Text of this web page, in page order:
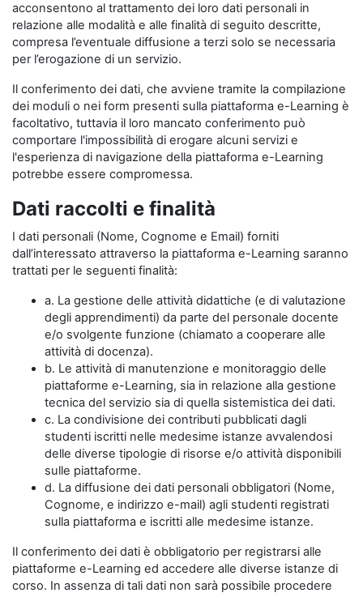
acconsentono al trattamento dei loro dati personali in
relazione alle modalità e alle finalità di seguito descritte,
compresa l’eventuale diffusione a terzi solo se necessaria
per l’erogazione di un servizio.
Il conferimento dei dati, che avviene tramite la compilazione
dei moduli o nei form presenti sulla piattaforma e-Learning è
facoltativo, tuttavia il loro mancato conferimento può
comportare l'impossibilità di erogare alcuni servizi e
l'esperienza di navigazione della piattaforma e-Learning
potrebbe essere compromessa.
Dati raccolti e finalità
I dati personali (Nome, Cognome e Email) forniti
dall’interessato attraverso la piattaforma e-Learning saranno
trattati per le seguenti finalità:
a. La gestione delle attività didattiche (e di valutazione
degli apprendimenti) da parte del personale docente
e/o svolgente funzione (chiamato a cooperare alle
attività di docenza).
b. Le attività di manutenzione e monitoraggio delle
piattaforme e-Learning, sia in relazione alla gestione
tecnica del servizio sia di quella sistemistica dei dati.
c. La condivisione dei contributi pubblicati dagli
studenti iscritti nelle medesime istanze avvalendosi
delle diverse tipologie di risorse e/o attività disponibili
sulle piattaforme.
d. La diffusione dei dati personali obbligatori (Nome,
Cognome, e indirizzo e-mail) agli studenti registrati
sulla piattaforma e iscritti alle medesime istanze.
Il conferimento dei dati è obbligatorio per registrarsi alle
piattaforme e-Learning ed accedere alle diverse istanze di
corso. In assenza di tali dati non sarà possibile procedere